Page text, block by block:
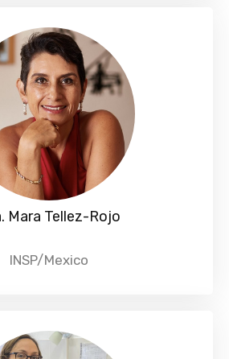
Mara Tellez-Rojo
INSP/Mexico